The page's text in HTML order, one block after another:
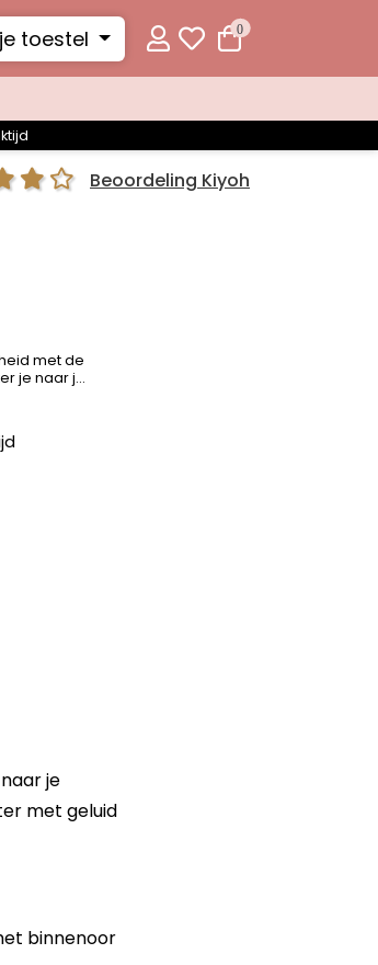
toestel 0
Beoordeling Kiyoh
met de
je naar j...
je
met geluid
binnenoor